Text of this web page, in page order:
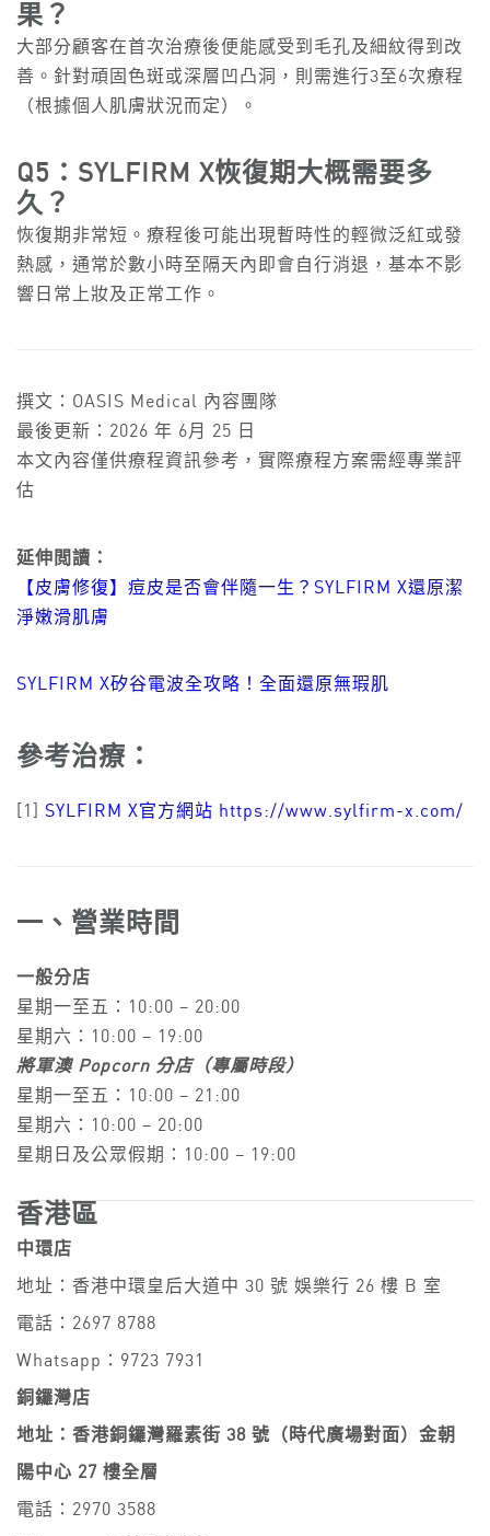
果？
大部分顧客在首次治療後便能感受到毛孔及細紋得到改
善。針對頑固色斑或深層凹凸洞，則需進行3至6次療程
（根據個人肌膚狀況而定）。
Q5：SYLFIRM X恢復期大概需要多
久？
恢復期非常短。療程後可能出現暫時性的輕微泛紅或發
熱感，通常於數小時至隔天內即會自行消退，基本不影
響日常上妝及正常工作。
撰文：OASIS Medical 內容團隊
最後更新：2026 年 6月 25 日
本文內容僅供療程資訊參考，實際療程方案需經專業評
估
延伸閲讀：
【皮膚修復】痘皮是否會伴隨一生？SYLFIRM X還原潔
淨嫩滑肌膚
SYLFIRM X矽谷電波全攻略！全面還原無瑕肌
參考治療：
[1] SYLFIRM X官方網站 https://www.sylfirm-x.com/
一、營業時間
一般分店
星期一至五：10:00 – 20:00
星期六：10:00 – 19:00
將軍澳 Popcorn 分店（專屬時段）
星期一至五：10:00 – 21:00
星期六：10:00 – 20:00
星期日及公眾假期：10:00 – 19:00
香港區
中環店
地址：香港中環皇后大道中 30 號 娛樂行 26 樓 B 室
電話：2697 8788
Whatsapp：9723 7931
銅鑼灣店
地址：香港銅鑼灣羅素街 38 號（時代廣場對面）金朝
陽中心 27 樓全層
電話：2970 3588